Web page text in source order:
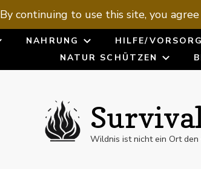
By continuing to use this site, you
NAHRUNG HILFE/
NATUR SCHÜTZEN
Wildnis ist nicht ein Ort den